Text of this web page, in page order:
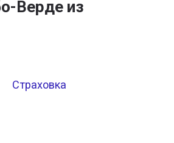
Верде из
Страховка